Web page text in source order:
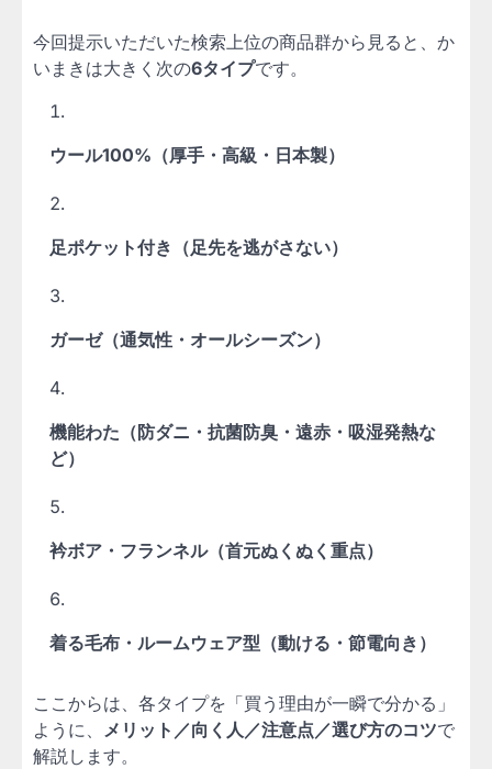
今回提示いただいた検索上位の商品群から見ると、か
いまきは大きく次の6タイプです。
ウール100%（厚手・高級・日本製）
足ポケット付き（足先を逃がさない）
ガーゼ（通気性・オールシーズン）
機能わた（防ダニ・抗菌防臭・遠赤・吸湿発熱な
ど）
衿ボア・フランネル（首元ぬくぬく重点）
着る毛布・ルームウェア型（動ける・節電向き）
ここからは、各タイプを「買う理由が一瞬で分かる」
ように、 メリット／向く人／注意点／選び方のコツで
解説します。